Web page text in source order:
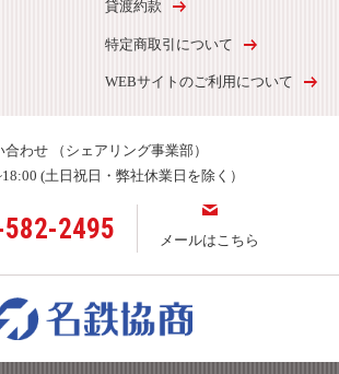
貸渡約款
特定商取引について
WEBサイトのご利用について
合わせ
（シェアリング事業部）
(土日祝日・弊社休業日を除く）
2495 メールはこちら